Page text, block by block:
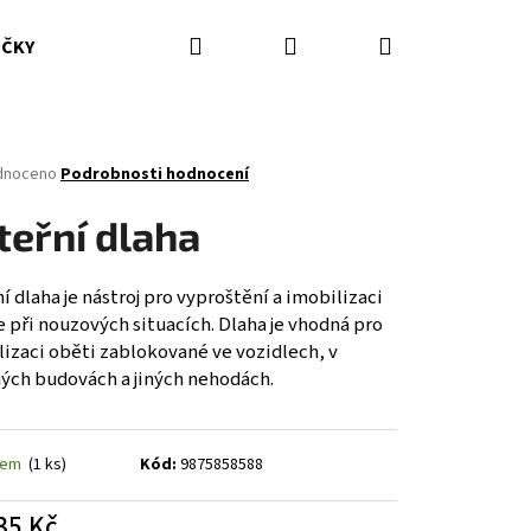
HASICÍ PŘÍSTROJE DOPLŇKY
Hledat PřihlášeníNákupní
Podrobnosti hodnocení
dlaha
dlaha je nástroj pro vyproštění a imobilizaci
při nouzových situacích. Dlaha je vhodná pro
oběti zablokované ve vozidlech, v
budovách a jiných nehodách.
(1 ks) Kód: 9875858588